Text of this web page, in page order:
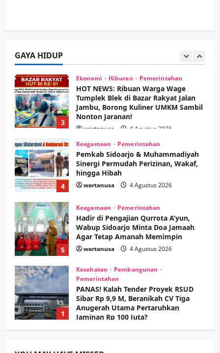
GAYA HIDUP
2
wartanusa 5 Agustus 2026
3
Ekonomi Hiburan Pemerintahan
HOT NEWS: Ribuan Warga Wage
Tumplek Blek di Bazar Rakyat Jalan
Jambu, Borong Kuliner UMKM Sambil
Nonton Jaranan!
wartanusa 4 Agustus 2026
4
Keagamaan Pemerintahan
Pemkab Sidoarjo & Muhammadiyah
Sinergi Permudah Perizinan, Wakaf,
hingga Hibah
wartanusa 4 Agustus 2026
5
Keagamaan Pemerintahan
Hadir di Pengajian Qurrota A’yun,
Wabup Sidoarjo Minta Doa Jamaah
Agar Tetap Amanah Memimpin
wartanusa 4 Agustus 2026
1
Kesehatan
Pembangunan
Pemerintahan
PANAS! Kalah Tender Proyek RSUD
Sibar Rp 9,9 M, Beranikah CV Tiga
Anugerah Utama Pertaruhkan
Jaminan Rp 100 Juta?
wartanusa 5 Agustus 2026